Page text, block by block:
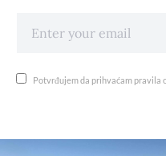
Potvrđujem da prihvaćam pravila